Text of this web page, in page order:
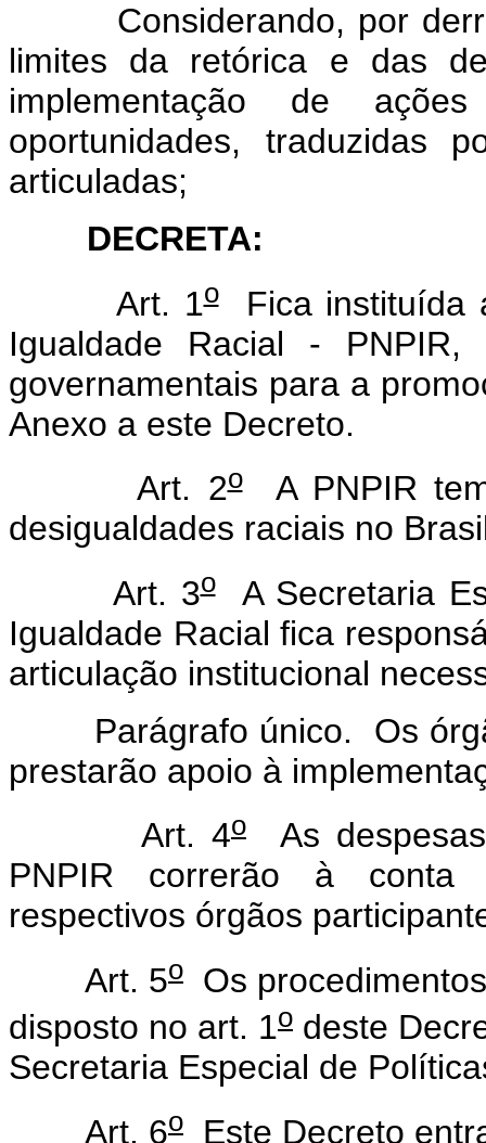
Considerando, por
limites da retórica e das
implementação de
oportunidades, traduzidas
articuladas;
DECRETA:
Art. 1oFica instituída
Igualdade Racial -
governamentais para a
Anexo a este Decreto.
Art. 2oA PNPIR tem
desigualdades raciais no
Art. 3oA Secretaria
Igualdade Racial fica
articulação institucional
Parágrafo único. Os
prestarão apoio à
Art. 4oAs despesas
PNPIR correrão à conta
respectivos órgãos
Art. 5o Os
disposto no art. 1o deste
Secretaria Especial de
Art. 6o Este Decreto